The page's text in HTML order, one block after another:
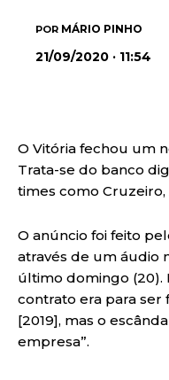
POR MÁRIO PINHO
21/09/2020 · 11:54
O Vitória fechou um
Trata-se do banco
times como
O anúncio foi feito
através de um áudio
último domingo (20).
contrato era para ser
[2019], mas o
empresa”.